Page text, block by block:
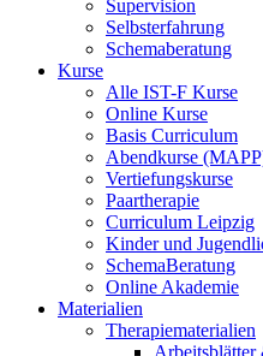
Supervision
Selbsterfahrung
Schemaberatung
Kurse
Alle IST-F Kurse
Online Kurse
Basis Curriculum
Abendkurse
Vertiefungskurse
Paartherapie
Curriculum Leipzig
Kinder und
SchemaBeratung
Online Akademie
Materialien
Therapiematerialien
Arbeitsblätter